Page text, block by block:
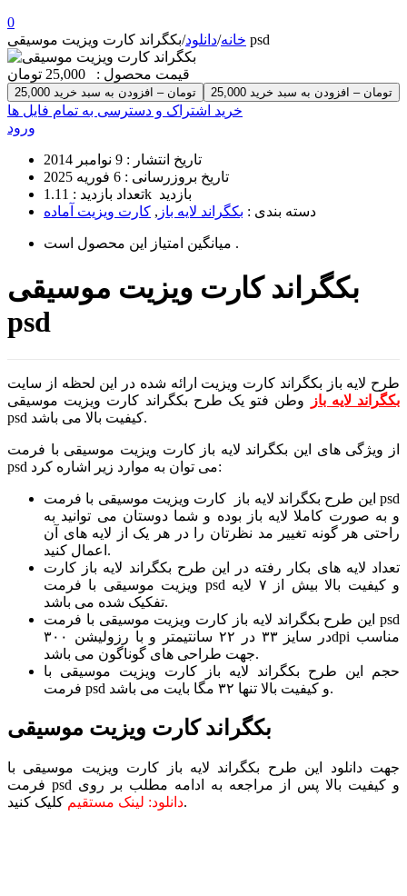
0
خانه/دانلود/ بکگراند کارت ویزیت موسیقی psd
قیمت محصول : 25,000 تومان
25,000 تومان – افزودن به سبد خرید
خرید اشتراک و دسترسی به تمام فایل ها
ورود
تاریخ انتشار : 9 نوامبر 2014
تاریخ بروزرسانی : 6 فوریه 2025
تعداد بازدید :
1.11k بازدید
دسته بندی : بکگراند لایه باز , کارت ویزیت آماده
میانگین امتیاز این محصول است .
بکگراند کارت ویزیت موسیقی
psd
طرح لایه باز بکگراند کارت ویزیت ارائه شده در این لحظه از سایت
بکگراند لایه باز
وطن فتو یک طرح بکگراند کارت ویزیت موسیقی
psd کیفیت بالا می باشد.
از ویژگی های این بکگراند لایه باز کارت ویزیت موسیقی با فرمت
psd می توان به موارد زیر اشاره کرد:
این طرح بکگراند لایه باز کارت ویزیت موسیقی با فرمت psd
و به صورت کاملا لایه باز بوده و شما دوستان می توانید به
راحتی هر گونه تغییر مد نظرتان را در هر یک از لایه های آن
اعمال کنید.
تعداد لایه های بکار رفته در این طرح بکگراند لایه باز کارت
ویزیت موسیقی با فرمت psd و کیفیت بالا بیش از ۷ لایه
تفکیک شده می باشد.
این طرح بکگراند لایه باز کارت ویزیت موسیقی با فرمت psd
در سایز ۳۳ در ۲۲ سانتیمتر و با رزولیشن ۳۰۰dpi مناسب
جهت طراحی های گوناگون می باشد.
حجم این طرح بکگراند لایه باز کارت ویزیت موسیقی با
فرمت psd و کیفیت بالا تنها ۳۲ مگا بایت می باشد.
بکگراند کارت ویزیت موسیقی
جهت دانلود این طرح بکگراند لایه باز کارت ویزیت موسیقی با
فرمت psd و کیفیت بالا پس از مراجعه به ادامه مطلب بر روی
دانلود: لینک مستقیمکلیک کنید.